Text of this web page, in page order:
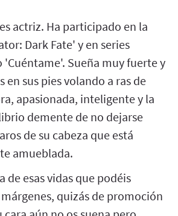
actriz. Ha participado en la
Dark Fate' y en series
'Cuéntame'. Sueña muy fuerte y
en sus pies volando a ras de
apasionada, inteligente y la
demente de no dejarse
de su cabeza que está
amueblada.
de esas vidas que podéis
quizás de promoción